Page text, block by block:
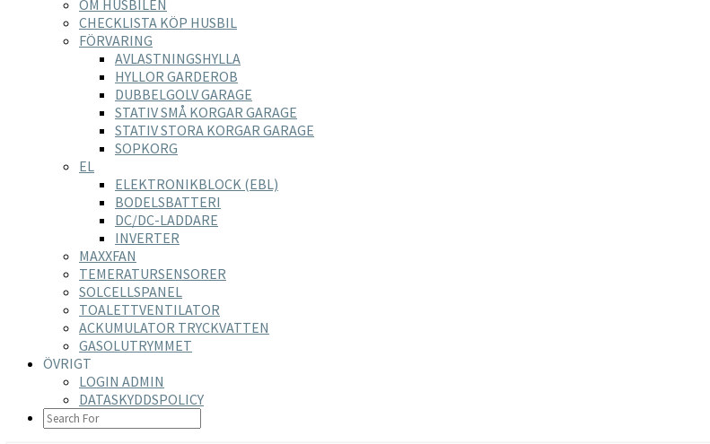
OM HUSBILEN
CHECKLISTA KÖP HUSBIL
FÖRVARING
AVLASTNINGSHYLLA
HYLLOR GARDEROB
DUBBELGOLV GARAGE
STATIV SMÅ KORGAR GARAGE
STATIV STORA KORGAR GARAGE
SOPKORG
EL
ELEKTRONIKBLOCK (EBL)
BODELSBATTERI
DC/DC-LADDARE
INVERTER
MAXXFAN
TEMERATURSENSORER
SOLCELLSPANEL
TOALETTVENTILATOR
ACKUMULATOR TRYCKVATTEN
GASOLUTRYMMET
ÖVRIGT
LOGIN ADMIN
DATASKYDDSPOLICY
SEARCH
ICON